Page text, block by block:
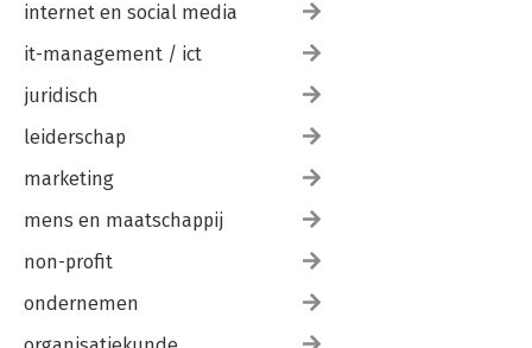
internet en social media
it-management / ict
juridisch
leiderschap
marketing
mens en maatschappij
non-profit
ondernemen